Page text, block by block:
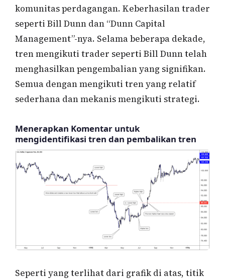
komunitas perdagangan. Keberhasilan trader
seperti Bill Dunn dan “Dunn Capital
Management”-nya. Selama beberapa dekade,
tren mengikuti trader seperti Bill Dunn telah
menghasilkan pengembalian yang signifikan.
Semua dengan mengikuti tren yang relatif
sederhana dan mekanis mengikuti strategi.
Menerapkan Komentar untuk
mengidentifikasi tren dan pembalikan tren
Seperti yang terlihat dari grafik di atas, titik